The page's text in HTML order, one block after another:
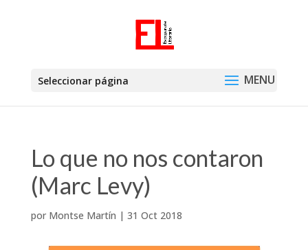
Seleccionar página
Lo que no nos contaron
(Marc Levy)
por Montse Martín | 31 Oct 2018